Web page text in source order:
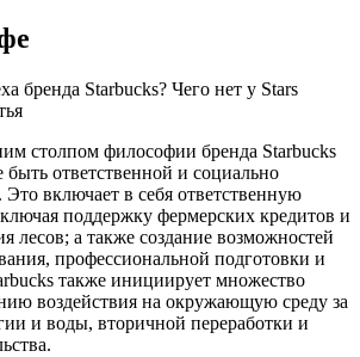
столпом философии бренда Starbucks
быть ответственной и социально
включает в себя ответственную
поддержку фермерских кредитов и
лесов; а также создание возможностей
профессиональной подготовки и
также инициирует множество
воздействия на окружающую среду за
и воды, вторичной переработки и